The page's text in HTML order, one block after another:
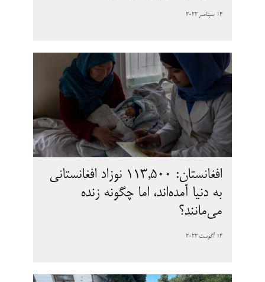
14 سپتامبر 2022
افغانستان: 113,500 نوزاد افغانستانی
به دنیا آمده‌اند، اما چگونه زنده
می‌مانند؟
14 آگوست 2022